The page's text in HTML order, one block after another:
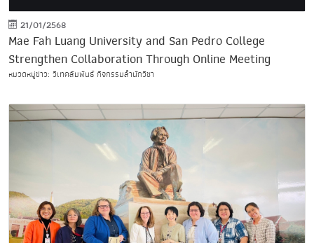
21/01/2568
Mae Fah Luang University and San Pedro College
Strengthen Collaboration Through Online Meeting
หมวดหมู่ข่าว: วิเทศสัมพันธ์ กิจกรรมสำนักวิชา